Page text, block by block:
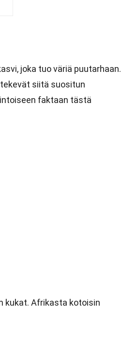
joka tuo väriä puutarhaan.
siitä suositun
faktaan tästä
kukat. Afrikasta kotoisin